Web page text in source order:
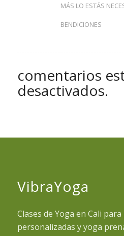
MÁS LO ESTÁS
BENDICIONES
comentarios
desactivados.
VibraYoga
Clases de Yoga en Cali
personalizadas y yoga